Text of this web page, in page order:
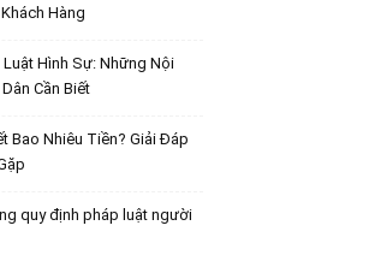
Hàng
Hình Sự: Những Nội
Cần Biết
Bao Nhiêu Tiền? Giải Đáp
quy định pháp luật người